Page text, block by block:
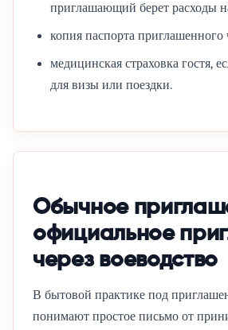
приглашающий берет расходы
копия паспорта приглашенного
медицинская страховка гостя,
для визы или поездки.
Обычное
официальное
через воеводство
В бытовой практике под
понимают простое письмо от